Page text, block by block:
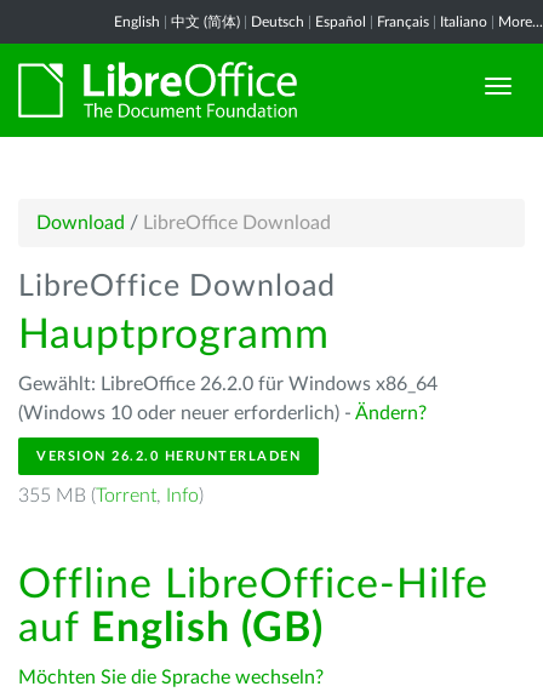
English 中文 (简体) Deutsch Español Français Italiano More...
Download / LibreOffice Download
LibreOffice Download
Hauptprogramm
Gewählt: LibreOffice 26.2.0 für Windows x86_64
(Windows 10 oder neuer erforderlich) - Ändern?
VERSION 26.2.0 HERUNTERLADEN
355 MB (Torrent, Info)
Offline LibreOffice-Hilfe
auf English (GB)
Möchten Sie die Sprache wechseln?